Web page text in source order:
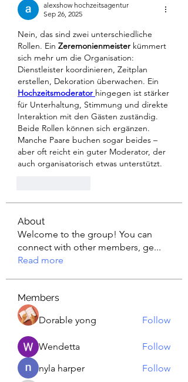
alexshow hochzeitsagentur
Sep 26, 2025
Nein, das sind zwei unterschiedliche
Rollen. Ein Zeremonienmeister kümmert
sich mehr um die Organisation:
Dienstleister koordinieren, Zeitplan
Hochzeitsmoderator hingegen ist stärker
für Unterhaltung, Stimmung und direkte
Interaktion mit den Gästen zuständig.
Beide Rollen können sich ergänzen.
Manche Paare buchen sogar beides –
aber oft reicht ein guter Moderator, der
auch organisatorisch etwas unterstützt.
About
Welcome to the group! You can
connect with other members, ge...
Read more
Members
Dorable yong
Follow
Wendetta
Follow
nyla harper
Follow